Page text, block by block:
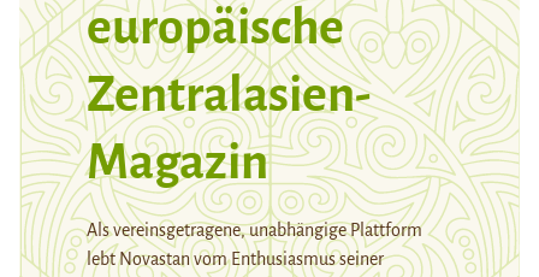
europäische
Zentralasien-
Magazin
Als vereinsgetragene, unabhängige Plattform
lebt Novastan vom Enthusiasmus seiner